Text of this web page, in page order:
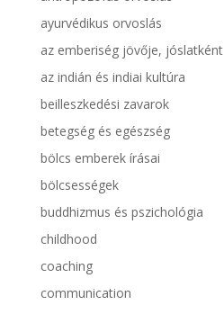
ayurvédikus orvoslás
az emberiség jövője, jóslatként
az indián és indiai kultúra
beilleszkedési zavarok
betegség és egészség
bölcs emberek írásai
bölcsességek
buddhizmus és pszichológia
childhood
coaching
communication